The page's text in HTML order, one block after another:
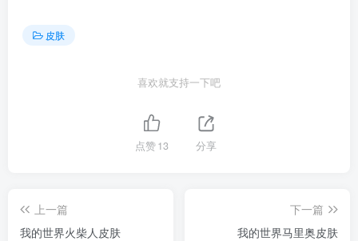
皮肤
喜欢就支持一下吧
点赞13 分享
上一篇
我的世界火柴人皮肤
下一篇
我的世界马里奥皮肤